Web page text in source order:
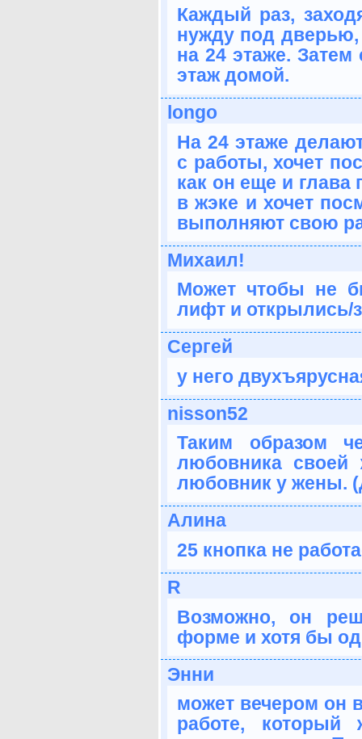
Каждый раз,
нужду под дверью,
на 24 этаже. Затем
этаж домой.
longo
На 24 этаже
с работы, хочет
как он еще и глава
в жэке и хочет
выполняют свою
Михаил!
Может чтобы не
лифт и открылись/
Сергей
у него
nisson52
Таким образом
любовника
любовник у жены.
Алина
25 кнопка не
R
Возможно, он
форме и хотя бы
Энни
может вечером он
работе,